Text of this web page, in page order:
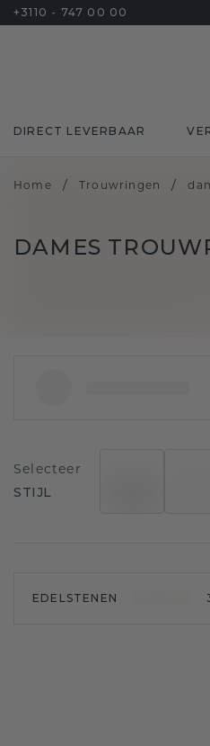
+3110 - 747 00 00
DIRECT LEVERBAAR
Home / Trouwringen /
DAMES
Selecteer
STIJL
EDELSTENEN